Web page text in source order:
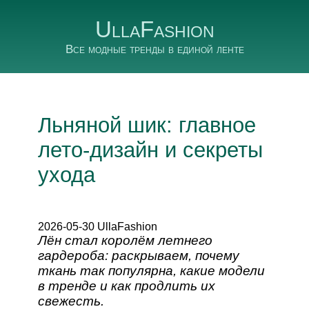
UllaFashion
Все модные тренды в единой ленте
Льняной шик: главное
лето‑дизайн и секреты
ухода
2026-05-30 UllaFashion
Лён стал королём летнего
гардероба: раскрываем, почему
ткань так популярна, какие модели
в тренде и как продлить их
свежесть.